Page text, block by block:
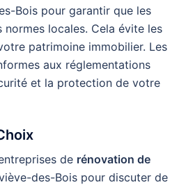
Bois pour garantir que les
locales. Cela évite les
patrimoine immobilier. Les
aux réglementations
et la protection de votre
de rénovation de
des-Bois pour discuter de